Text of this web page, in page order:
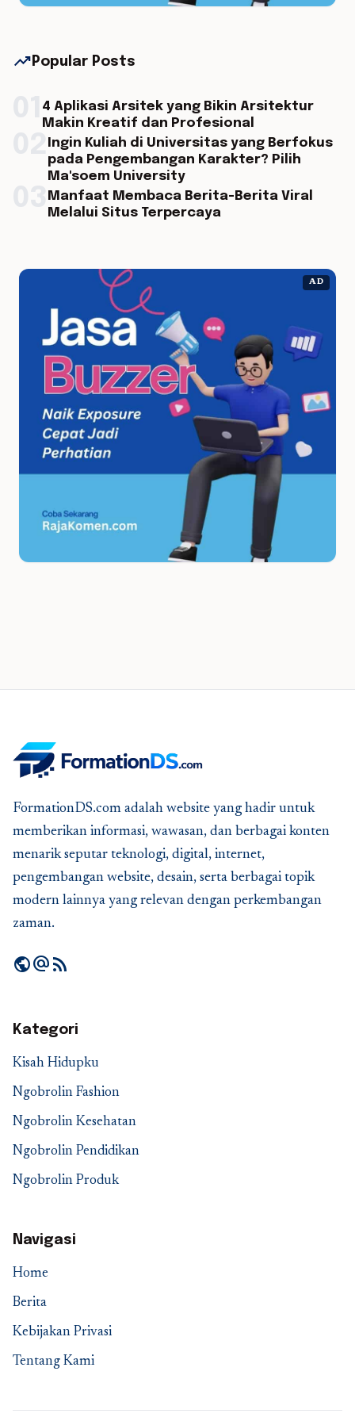
trending_up Popular Posts
4 Aplikasi Arsitek yang Bikin Arsitektur
Makin Kreatif dan Profesional
Ingin Kuliah di Universitas yang Berfokus
pada Pengembangan Karakter? Pilih
Ma'soem University
Manfaat Membaca Berita-Berita Viral
Melalui Situs Terpercaya
AD
FormationDS.com adalah website yang hadir untuk
memberikan informasi, wawasan, dan berbagai konten
menarik seputar teknologi, digital, internet,
pengembangan website, desain, serta berbagai topik
modern lainnya yang relevan dengan perkembangan
zaman.
publicalternate_emailrss_feed
Kategori
Kisah Hidupku
Ngobrolin Fashion
Ngobrolin Kesehatan
Ngobrolin Pendidikan
Ngobrolin Produk
Navigasi
Home
Berita
Kebijakan Privasi
Tentang Kami